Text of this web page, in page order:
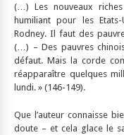
(…) Les nouveaux riches
humiliant pour les
Rodney. Il faut des
(…) – Des pauvres
défaut. Mais la corde
réapparaître quelques
lundi. » (146-149).
Que l’auteur connaisse
doute – et cela glace le